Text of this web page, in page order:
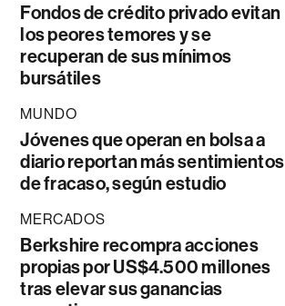
Fondos de crédito privado evitan
los peores temores y se
recuperan de sus mínimos
bursátiles
MUNDO
Jóvenes que operan en bolsa a
diario reportan más sentimientos
de fracaso, según estudio
MERCADOS
Berkshire recompra acciones
propias por US$4.500 millones
tras elevar sus ganancias